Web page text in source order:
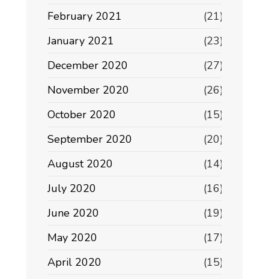
February 2021
(21)
January 2021
(23)
December 2020
(27)
November 2020
(26)
October 2020
(15)
September 2020
(20)
August 2020
(14)
July 2020
(16)
June 2020
(19)
May 2020
(17)
April 2020
(15)